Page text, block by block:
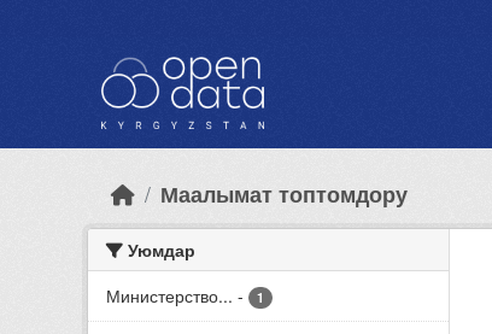
Маалымат топтомдору
Уюмдар
Министерство... - 1